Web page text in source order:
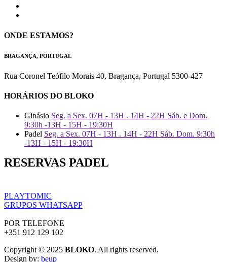
ONDE ESTAMOS?
BRAGANÇA, PORTUGAL
Rua Coronel Teófilo Morais 40, Bragança, Portugal 5300-427
HORÁRIOS DO BLOKO
Ginásio Seg. a Sex. 07H - 13H . 14H - 22H Sáb. e Dom.
9:30h -13H - 15H - 19:30H
Padel Seg. a Sex. 07H - 13H . 14H - 22H Sáb. Dom. 9:30h
-13H - 15H - 19:30H
RESERVAS PADEL
PLAYTOMIC
GRUPOS WHATSAPP
POR TELEFONE
+351 912 129 102
Copyright © 2025 BLOKO. All rights reserved.
Design by: beup